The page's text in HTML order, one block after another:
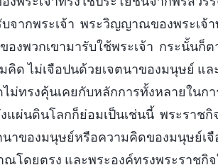
จากพระเจ้า พระวิญญาณของพระเจ้
องพวกเขามารับใช้พระเจ้า กระนั้นก็
คิด ไม่เจือปนด้วยเจตนาของมนุษย์ แ
ม่ทรงคุ้นเคยกับหลักการทั้งหลายในก
แผ่นดินโลกก็ย่อมเป็นเช่นนี้ พระราช
าของมนุษย์หรือความคิดของมนุษย์เ
โดยตรง และพระองค์ทรงพระราชกิ